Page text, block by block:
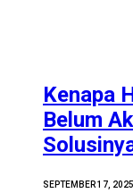
Kenapa
Belum
SEPTEMBER 17, 2025